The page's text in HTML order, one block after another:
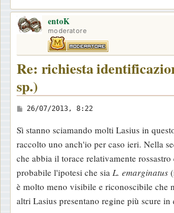
i
o
entoK
moderatore
Re: richiesta
sp.)
M
s
s
a
g
g
i
26/07/2013, 8:22
Sì stanno sciamando molti Lasius in
raccolto uno anch'io per caso ieri. Nella
che abbia il torace relativamente
probabile l'ipotesi che sia L. emarginatus
è molto meno visibile e riconoscibile che
altri Lasius presentano regine più scure in